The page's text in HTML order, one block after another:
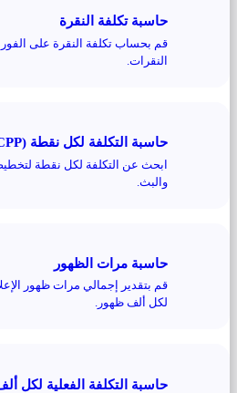
حاسبة تكلفة النقرة
قم بحساب تكلفة النقرة على
النقرات.
حاسبة التكلفة لكل نقطة (CPP).
ابحث عن التكلفة لكل نقطة
والبث.
حاسبة مرات الظهور
قم بتقدير إجمالي مرات ظهور
لكل ألف ظهور.
حاسبة التكلفة الفعلية لكل